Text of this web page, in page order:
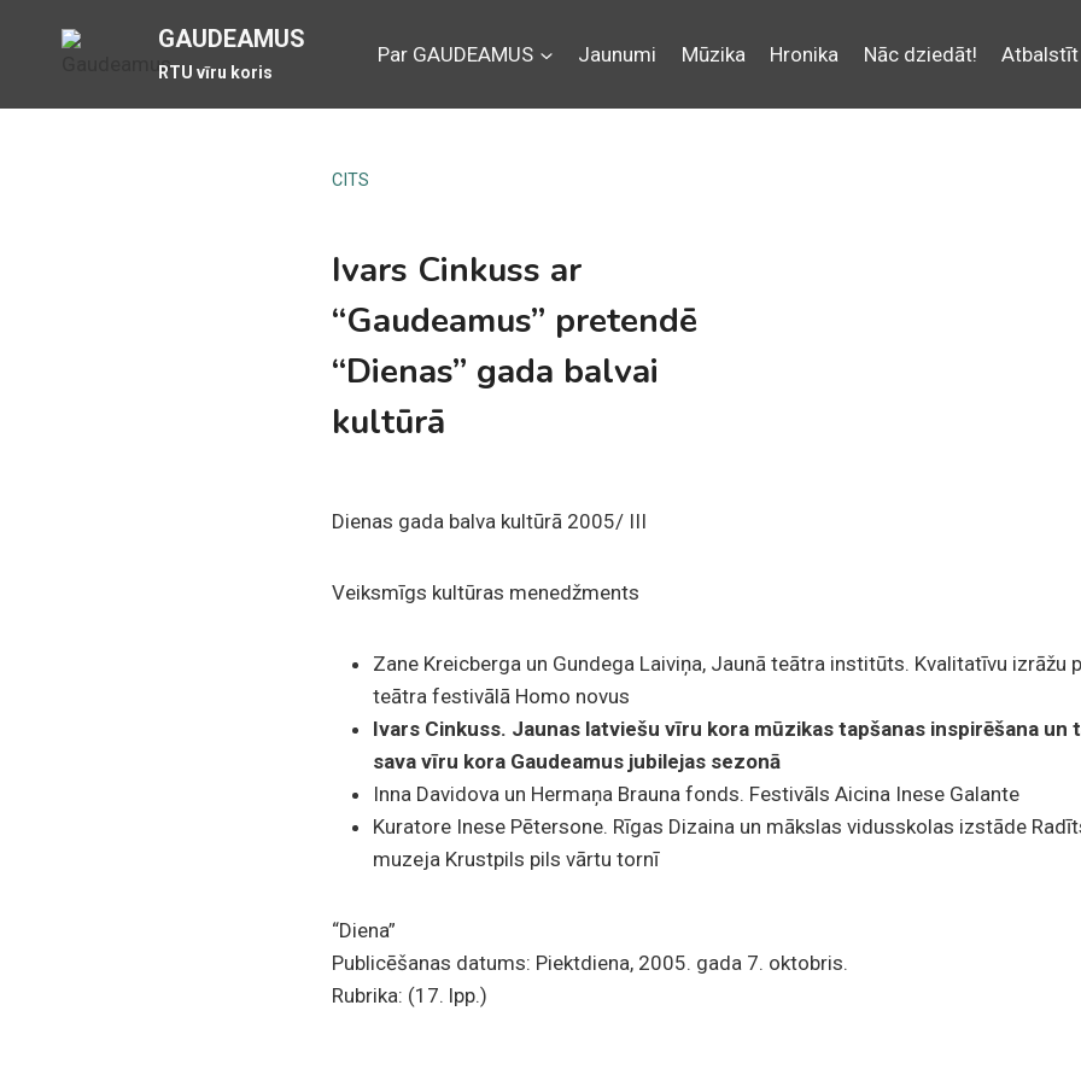
GAUDEAMUS
RTU vīru koris
Par GAUDEAMUS Jaunumi Mūzika Hronika Nāc dziedāt! Atbalstīt
CITS
Ivars Cinkuss ar
“Gaudeamus” pretendē
“Dienas” gada balvai
kultūrā
Dienas gada balva kultūrā 2005/ III
Veiksmīgs kultūras menedžments
Zane Kreicberga un Gundega Laiviņa, Jaunā teātra institūts. Kvalitatīvu izrāžu
teātra festivālā Homo novus
Ivars Cinkuss. Jaunas latviešu vīru kora mūzikas tapšanas inspirēšana un
sava vīru kora Gaudeamus jubilejas sezonā
Inna Davidova un Hermaņa Brauna fonds. Festivāls Aicina Inese Galante
Kuratore Inese Pētersone. Rīgas Dizaina un mākslas vidusskolas izstāde
muzeja Krustpils pils vārtu tornī
“Diena”
Publicēšanas datums: Piektdiena, 2005. gada 7. oktobris.
Rubrika: (17. lpp.)